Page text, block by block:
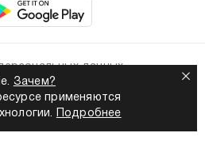
Зачем?
применяются
Подробнее
данных